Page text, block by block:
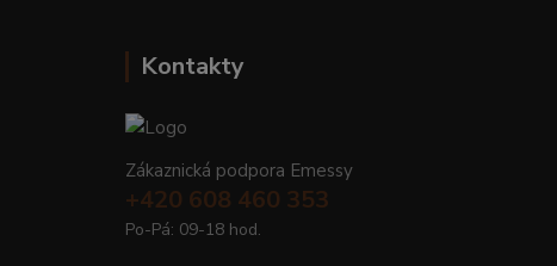
Kontakty
Zákaznická podpora Emessy
+420 608 460 353
Po-Pá: 09-18 hod.